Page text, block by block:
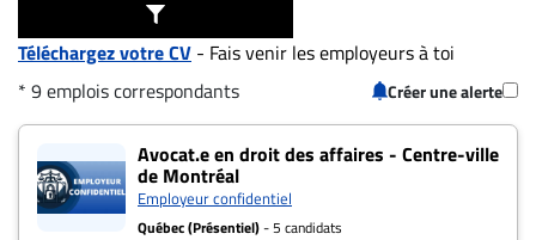
Archives
CARRIÈRE
ET
EMPLOIS
Téléchargez votre CV - Fais venir les employeurs à toi
* 9 emplois correspondants
Créer une alerte
9 offres pour "Avocat.e - Droit des
Avocat.e en droit des affaires - Centre-ville
de Montréal
Employeur confidentiel
Québec (Présentiel)- 5 candidats